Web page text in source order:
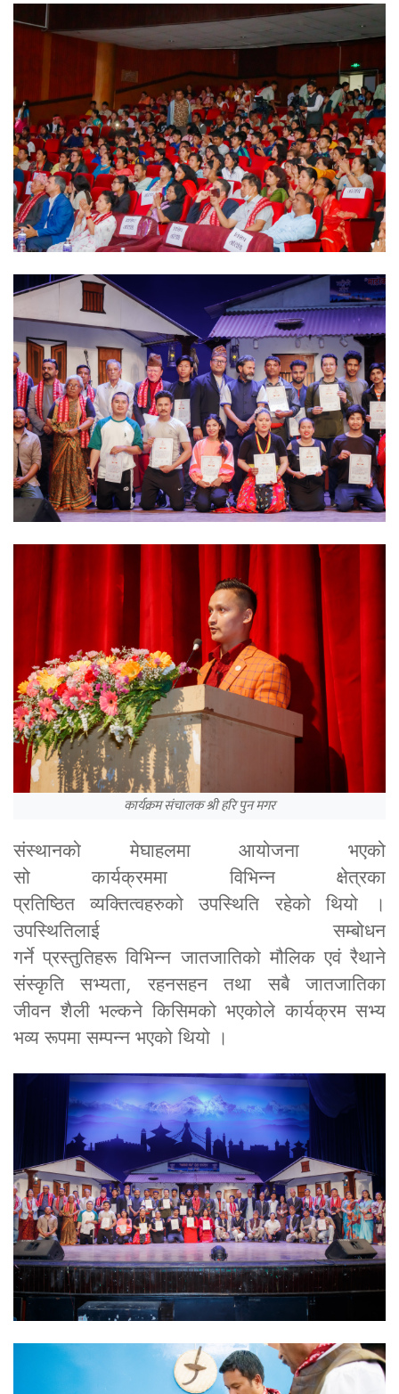
कार्यक्रम संचालक श्री हरि पुन मगर
संस्थानकोमेघाहलमाआयोजना भएको
सोकार्यक्रममा विभिन्न क्षेत्रका
प्रतिष्ठितव्यक्तित्वहरुको उपस्थिति रहेको थियो ।
उपस्थितिलाई सम्बोधन
गर्नेप्रस्तुतिहरूविभिन्नजातजातिकोमौलिक एवं रैथाने
संस्कृति सभ्यता, रहनसहन तथा सबै जातजातिका
जीवनशैलीभल्कने किसिमको भएकोले कार्यक्रम सभ्य
भव्य रूपमा सम्पन्न भएको थियो ।